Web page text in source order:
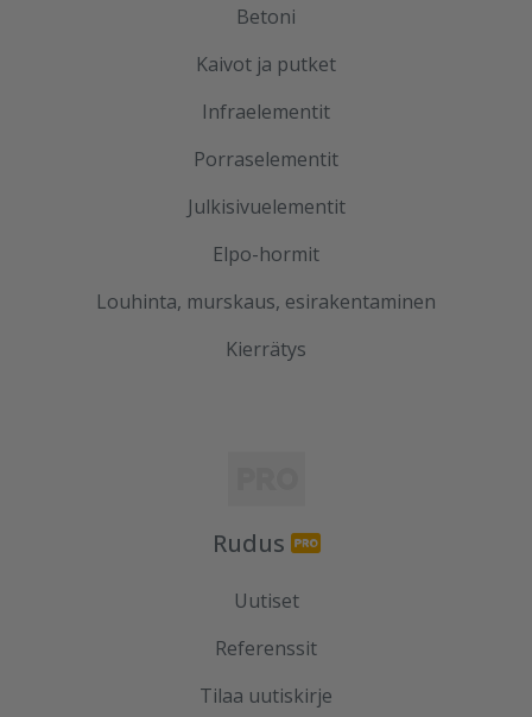
Betoni
Kaivot ja putket
Infraelementit
Porraselementit
Julkisivuelementit
Elpo-hormit
Louhinta, murskaus, esirakentaminen
Kierrätys
Rudus
Uutiset
Referenssit
Tilaa uutiskirje